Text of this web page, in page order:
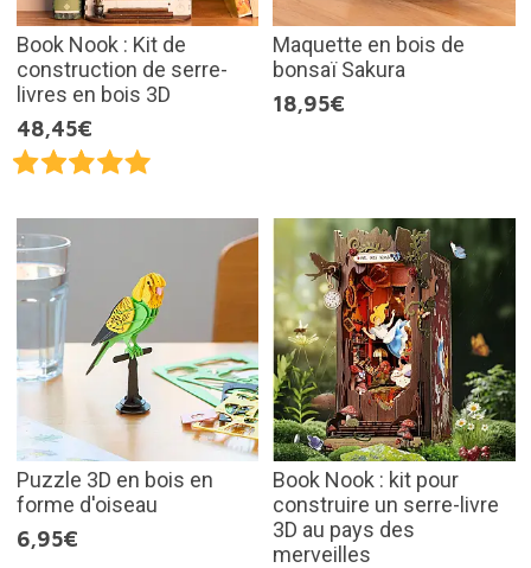
Book Nook : Kit de
construction de serre-
livres en bois 3D
48,45€
Maquette en bois de
bonsaï Sakura
18,95€
Puzzle 3D en bois en
forme d'oiseau
6,95€
Book Nook : kit pour
construire un serre-livre
3D au pays des
merveilles